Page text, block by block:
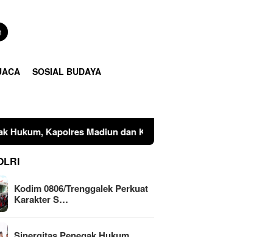
SOSIAL BUDAYA
dan Kajari Musnahkan Barang Bukti Perkara Pidana
Kodim 0806/Trenggalek Perkuat
Karakter S…